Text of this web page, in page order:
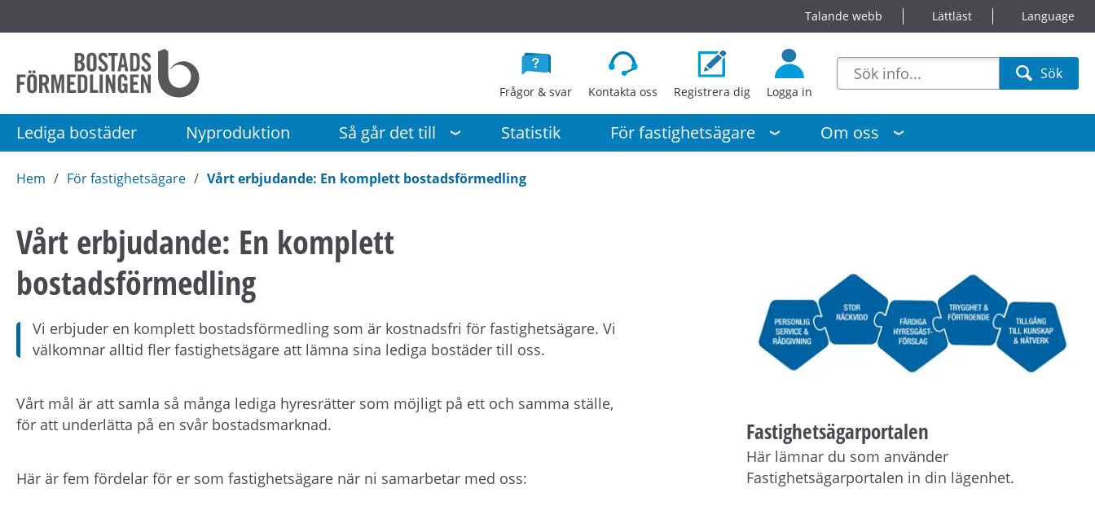
å
e
l
Talande webb Lättläst Language
Startsida
Bostadsförmedlingen
Stockholm
AB
Frågor & svar Kontakta oss Registrera dig Logga in
sökförslag Sök
Sök
Lediga bostäder Nyproduktion Så går det till Statistik För fastighetsägare Om oss
Hem För fastighetsägare Vårt erbjudande: En komplett bostadsförmedling
Vårt erbjudande: En komplett
bostadsförmedling
Vi erbjuder en komplett bostadsförmedling som är kostnadsfri för fastighetsägare. Vi
välkomnar alltid fler fastighetsägare att lämna sina lediga bostäder till oss.
Vårt mål är att samla så många lediga hyresrätter som möjligt på ett och samma ställe,
för att underlätta på en svår bostadsmarknad.
Här är fem fördelar för er som fastighetsägare när ni samarbetar med oss:
Fastighetsägarportalen
Här lämnar du som använder
Fastighetsägarportalen in din lägenhet.